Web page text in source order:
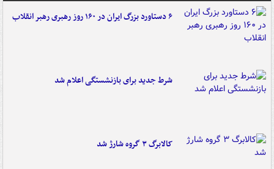
۶ دستاورد بزرگ ایران در ۱۶۰ روز رهبری رهبر انقلاب
شرط جدید برای بازنشستگی اعلام شد
کالابرگ ۳ گروه شارژ شد